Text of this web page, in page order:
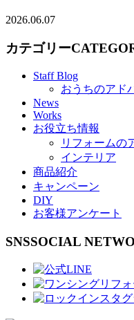
2026.06.07
カテゴリー
Staff Blog
おうちのアド
News
Works
お役立ち情報
リフォームの
インテリア
商品紹介
キャンペーン
DIY
お客様アンケート
SNSSOCIAL